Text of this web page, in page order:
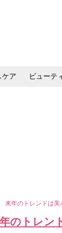
ケア ビューテ
年のトレンドは美
のトレン